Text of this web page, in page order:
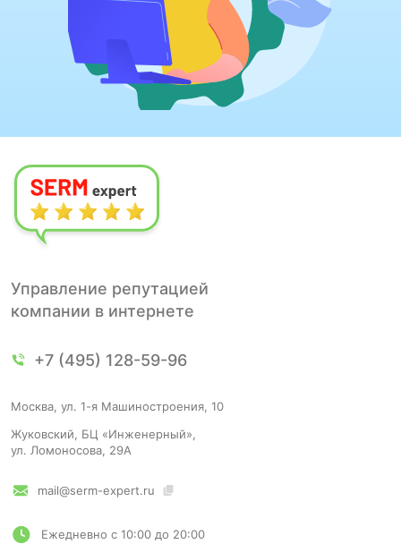
Управление репутацией
компании в интернете
+7 (495) 128-59-96
Москва, ул. 1-я Машиностроения, 10
Жуковский, БЦ «Инженерный»,
ул. Ломоносова, 29А
mail@serm-expert.ru
Ежедневно с 10:00 до 20:00